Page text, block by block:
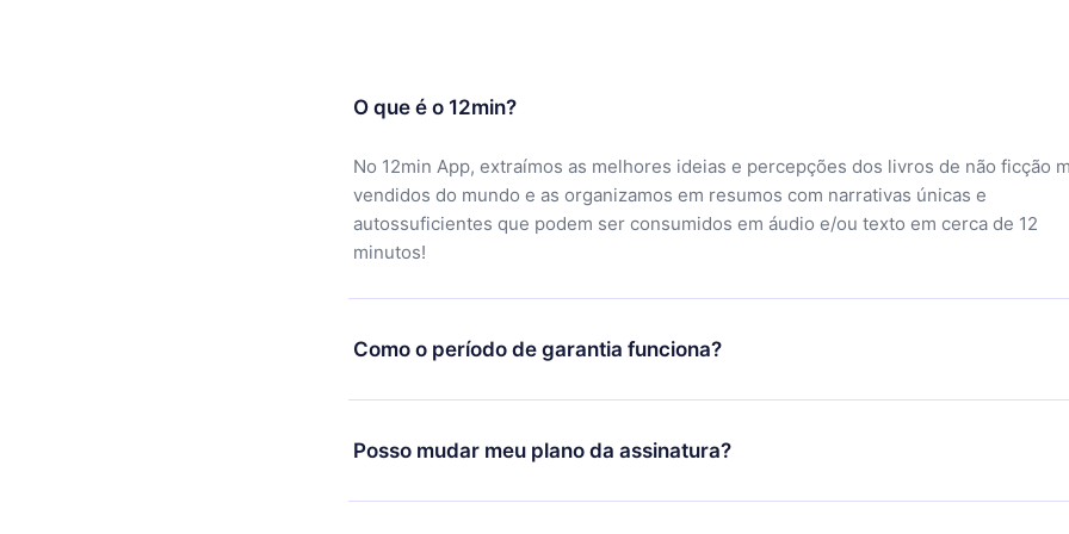
O que é o 12min?
No 12min App, extraímos as melhores ideias e percepções dos livros de não ficção
vendidos do mundo e as organizamos em resumos com narrativas únicas e
autossuficientes que podem ser consumidos em áudio e/ou texto em cerca de 12
minutos!
Como o período de garantia funciona?
Você pode baixar nosso aplicativo e começar a aproveitar nossa biblioteca. Se por
motivo não ficar satisfeito com nossa plataforma, basta entrar em contato com nossa
equipe de suporte (contato@12min.com) em até 7 dias após a compra e solicitar o
Posso mudar meu plano da assinatura?
Sim, mas a mudança só se aplicará a partir do próximo período de cobrança. Por